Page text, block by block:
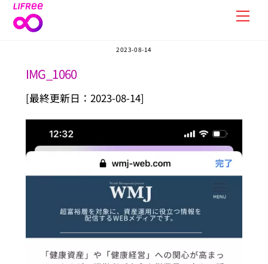
Skip
2023-08-14
IMG_1060
[最終更新日：2023-08-14]